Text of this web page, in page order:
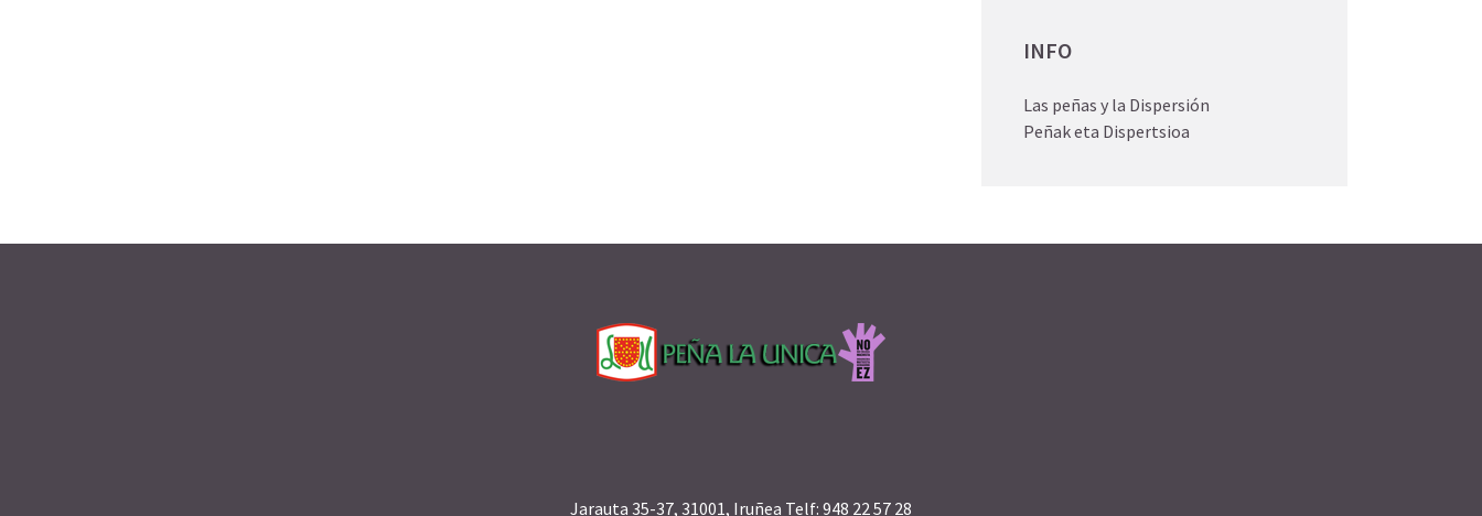
INFO
Las peñas y la Dispersión
Peñak eta Dispertsioa
Jarauta 35-37, 31001, Iruñea Telf: 948 22 57 28